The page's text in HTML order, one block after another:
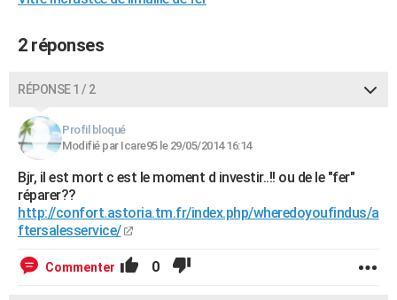
GUIDES D'ACHAT
BONS PLANS
CARTE DE VOEUX
Carte de Noël
Carte Bonne année
Carte Saint-Valentin
Carte Pâques
Carte d'anniversaire
DICTIONNAIRE
Dictionnaire
Biographies
Citations
Expressions
Proverbes
PROGRAMME TV
COPAINS D'AVANT
S'inscrire
Se connecter
Lycées
Collèges
Primaires
Universités
Entreprises
Service militaire
Avis de recherche
AVIS DE DÉCÈS
2 réponses
RÉPONSE 1 / 2
Profil bloqué
Modifié par Icare95 le 29/05/2014 16:14
Bjr, il est mort c est le moment d investir..!! ou de le "fer"
réparer??
http://confort.astoria.tm.fr/index.php/wheredoyoufindus/a
ftersalesservice/
Commenter 0